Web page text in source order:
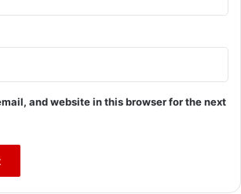
and website in this browser for the next